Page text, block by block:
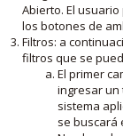
Abierto. El
los botones de
Filtros: a
filtros que se
El primer
ingresar un
sistema
se buscará